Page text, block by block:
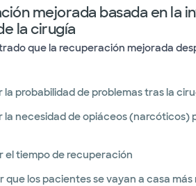
mejorada basada en la
la cirugía
que la recuperación mejorada
la probabilidad de problemas tras la
la necesidad de opiáceos (narcóticos)
el tiempo de recuperación
que los pacientes se vayan a casa más